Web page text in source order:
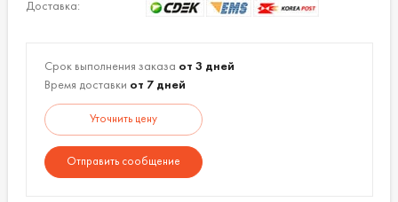
3,5 см * 5 см
6,5 см * 7 см
10 см * 10 см
Доставка:
Срок выполнения заказа от 3 дней
Время доставки от 7 дней
Уточнить цену
Отправить сообщение